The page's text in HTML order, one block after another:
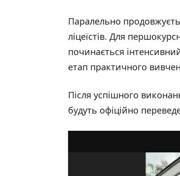
Паралельно
ліцеїстів. Для
починається
етап практичного
Після успішного
будуть офіційно